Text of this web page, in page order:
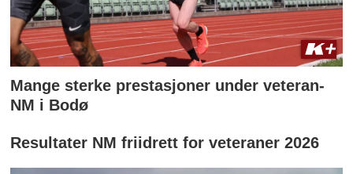
Mange sterke prestasjoner under veteran-
NM i Bodø
Resultater NM friidrett for veteraner 2026